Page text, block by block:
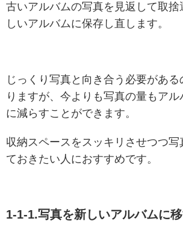
古いアルバムの写真を見返して取
しいアルバムに保存し直します。
じっくり写真と向き合う必要があ
りますが、今よりも写真の量もア
に減らすことができます。
収納スペースをスッキリさせつつ写
ておきたい人におすすめです。
1-1-1.写真を新しいアルバムに